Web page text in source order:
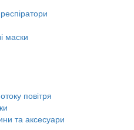
маски
повітря
та аксесуари